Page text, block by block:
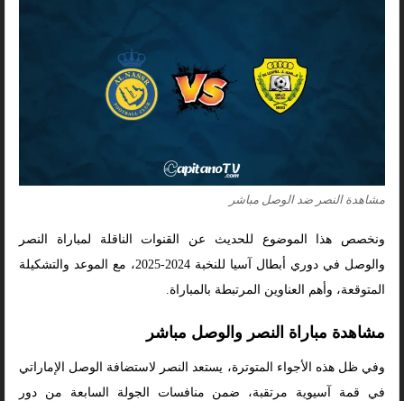
مشاهدة النصر ضد الوصل مباشر
ونخصص هذا الموضوع للحديث عن القنوات الناقلة لمباراة النصر
والوصل في دوري أبطال آسيا للنخبة 2024-2025، مع الموعد والتشكيلة
المتوقعة، وأهم العناوين المرتبطة بالمباراة.
مشاهدة مباراة النصر والوصل مباشر
وفي ظل هذه الأجواء المتوترة، يستعد النصر لاستضافة الوصل الإماراتي
في قمة آسيوية مرتقبة، ضمن منافسات الجولة السابعة من دور